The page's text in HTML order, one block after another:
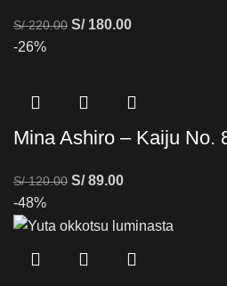
S/220.00 S/180.00
-26%
Mina Ashiro – Kaiju No.
S/120.00 S/89.00
-48%